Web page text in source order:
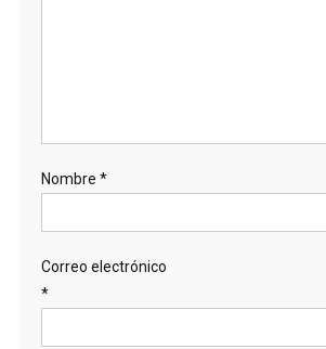
Nombre *
Correo electrónico
*